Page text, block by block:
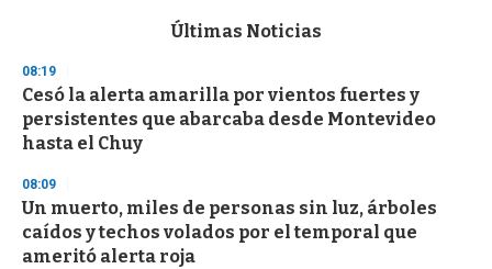
d
s
o
f
3
s
e
c
o
n
Últimas Noticias
08:19
Cesó la alerta amarilla por vientos fuertes y
persistentes que abarcaba desde Montevideo
hasta el Chuy
08:09
Un muerto, miles de personas sin luz, árboles
caídos y techos volados por el temporal que
ameritó alerta roja